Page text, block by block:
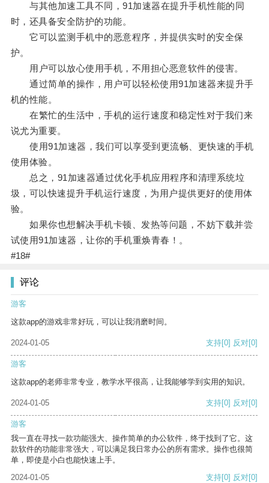
与其他加速工具不同，91加速器在提升手机性能的同
时，还具备安全防护的功能。
它可以监测手机中的恶意程序，并提供实时的安全保
护。
用户可以放心使用手机，不用担心恶意软件的侵害。
通过简单的操作，用户可以轻松使用91加速器来提升手
机的性能。
在繁忙的生活中，手机的运行速度和稳定性对于我们来
说尤为重要。
使用91加速器，我们可以享受到更流畅、更快速的手机
使用体验。
总之，91加速器通过优化手机应用程序和清理系统垃
圾，可以快速提升手机运行速度，为用户提供更好的使用体
验。
如果你也想解决手机卡顿、发热等问题，不妨下载并尝
试使用91加速器，让你的手机重焕青春！。
#18#
评论
游客
这款app的游戏非常好玩，可以让我消磨时间。
2024-01-05 支持[0] 反对[0]
游客
这款app的老师非常专业，教学水平很高，让我能够学到实用的知识。
2024-01-05 支持[0] 反对[0]
游客
我一直在寻找一款功能强大、操作简单的办公软件，终于找到了它。这
款软件的功能非常强大，可以满足我日常办公的所有需求。操作也很简
单，即使是小白也能快速上手。
2024-01-05
支持[0] 反对[0]